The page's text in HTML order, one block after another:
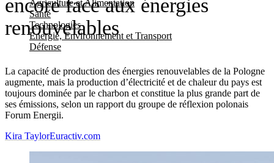
Agriculture et Alimentation
Santé
Technologies
Energie, Environnement et Transport
Défense
encore face aux énergies
renouvelables
La capacité de production des énergies renouvelables de la Pologne
augmente, mais la production d’électricité et de chaleur du pays est
toujours dominée par le charbon et constitue la plus grande part de
ses émissions, selon un rapport du groupe de réflexion polonais
Forum Energii.
Kira TaylorEuractiv.com